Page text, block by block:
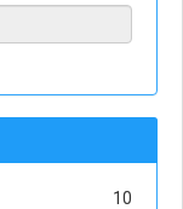
10